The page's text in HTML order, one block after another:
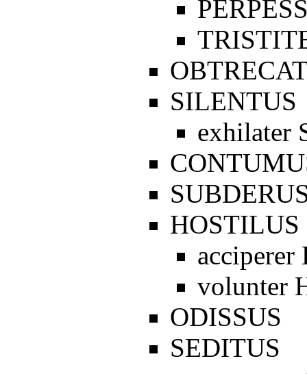
SILENTUS
exhilater
HOSTILUS
acciperer
volunter
ODISSUS
SEDITUS